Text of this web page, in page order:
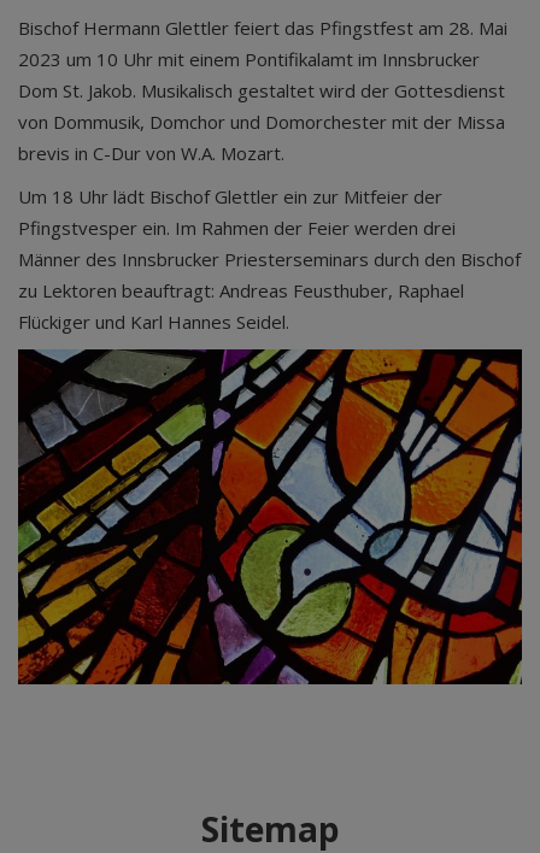
Bischof Hermann Glettler feiert das Pfingstfest am 28. Mai
2023 um 10 Uhr mit einem Pontifikalamt im Innsbrucker
Dom St. Jakob. Musikalisch gestaltet wird der Gottesdienst
von Dommusik, Domchor und Domorchester mit der Missa
brevis in C-Dur von W.A. Mozart.
Um 18 Uhr lädt Bischof Glettler ein zur Mitfeier der
Pfingstvesper ein. Im Rahmen der Feier werden drei
Männer des Innsbrucker Priesterseminars durch den Bischof
zu Lektoren beauftragt: Andreas Feusthuber, Raphael
Flückiger und Karl Hannes Seidel.
Sitemap